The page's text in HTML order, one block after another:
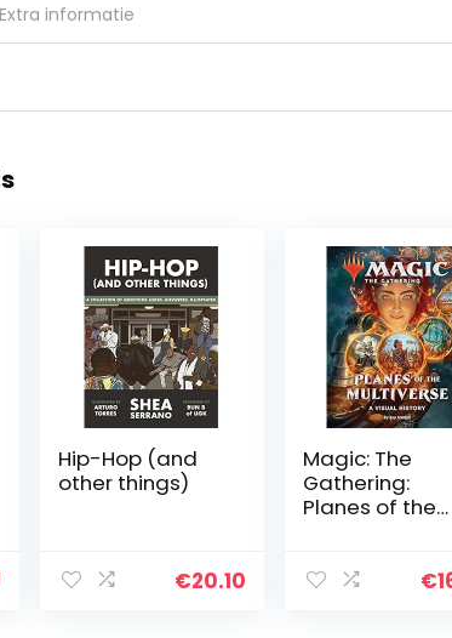
Extra informatie
Hip-Hop (and
other things)
€20.10
Magic: The
Gathering:
Planes of the
€